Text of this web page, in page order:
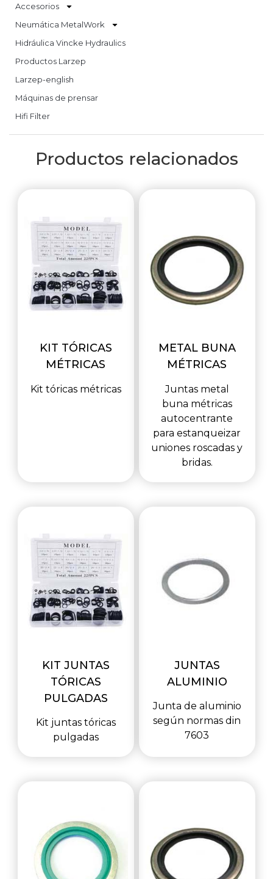
Accesorios
Neumática MetalWork
Hidráulica Vincke Hydraulics
Productos Larzep
Larzep-english
Máquinas de prensar
Hifi Filter
Productos relacionados
KIT TÓRICAS
MÉTRICAS
Kit tóricas métricas
METAL BUNA
MÉTRICAS
Juntas metal
buna métricas
autocentrante
para estanqueizar
uniones roscadas y
bridas.
KIT JUNTAS
TÓRICAS
PULGADAS
Kit juntas tóricas
pulgadas
JUNTAS
ALUMINIO
Junta de aluminio
según normas din
7603